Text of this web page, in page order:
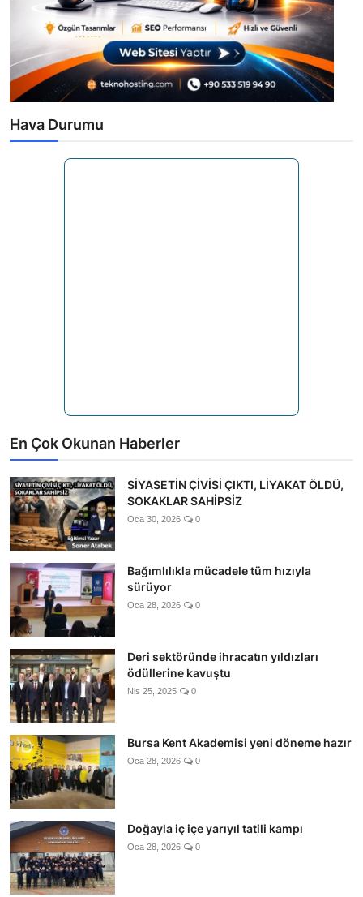
Hava Durumu
En Çok Okunan Haberler
SİYASETİN ÇİVİSİ ÇIKTI, LİYAKAT ÖLDÜ,
SOKAKLAR SAHİPSİZ
Oca 30, 2026 0
Bağımlılıkla mücadele tüm hızıyla
sürüyor
Oca 28, 2026 0
Deri sektöründe ihracatın yıldızları
ödüllerine kavuştu
Nis 25, 2025 0
Bursa Kent Akademisi yeni döneme hazır
Oca 28, 2026 0
Doğayla iç içe yarıyıl tatili kampı
Oca 28, 2026 0